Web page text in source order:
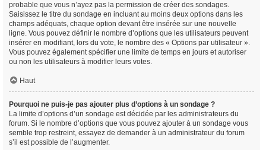
probable que vous n’ayez pas la permission de créer des sondages.
Saisissez le titre du sondage en incluant au moins deux options dans les
champs adéquats, chaque option devant être insérée sur une nouvelle
ligne. Vous pouvez définir le nombre d’options que les utilisateurs peuvent
insérer en modifiant, lors du vote, le nombre des « Options par utilisateur ».
Vous pouvez également spécifier une limite de temps en jours et autoriser
ou non les utilisateurs à modifier leurs votes.
Haut
Pourquoi ne puis-je pas ajouter plus d’options à un sondage ?
La limite d’options d’un sondage est décidée par les administrateurs du
forum. Si le nombre d’options que vous pouvez ajouter à un sondage vous
semble trop restreint, essayez de demander à un administrateur du forum
s’il est possible de l’augmenter.